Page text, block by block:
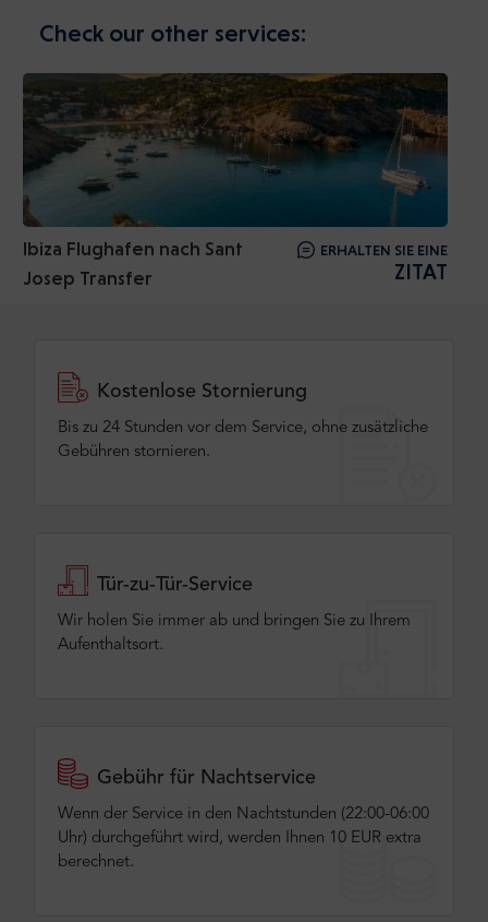
Kostenlose Stornierung
Bis zu 24 Stunden vor dem Service, ohne zusätzliche
Gebühren stornieren.
Tür-zu-Tür-Service
Wir holen Sie immer ab und bringen Sie zu Ihrem
Aufenthaltsort.
Gebühr für Nachtservice
Wenn der Service in den Nachtstunden (22:00-06:00
Uhr) durchgeführt wird, werden Ihnen 10 EUR extra
berechnet.
Check our other services:
Ibiza Flughafen nach Sant
Josep Transfer
ERHALTEN SIE EINE
ZITAT